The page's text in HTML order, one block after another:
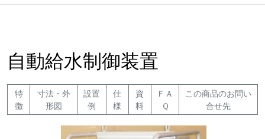
自動給水制御装置
特
徴
寸法・外
形図
設置
例
仕
様
資
料
ＦＡ
Ｑ
この商品のお問い
合せ先